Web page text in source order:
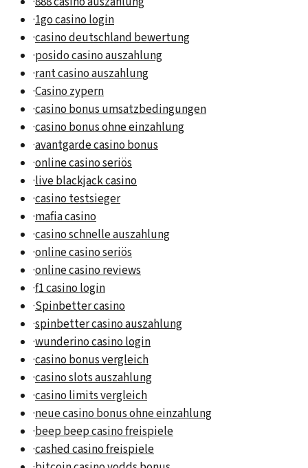
·1go casino login
·casino deutschland bewertung
·posido casino auszahlung
·rant casino auszahlung
·Casino zypern
·casino bonus umsatzbedingungen
·casino bonus ohne einzahlung
·avantgarde casino bonus
·online casino seriös
·live blackjack casino
·casino testsieger
·mafia casino
·casino schnelle auszahlung
·online casino seriös
·online casino reviews
·f1 casino login
·Spinbetter casino
·spinbetter casino auszahlung
·wunderino casino login
·casino bonus vergleich
·casino slots auszahlung
·casino limits vergleich
·neue casino bonus ohne einzahlung
·beep beep casino freispiele
·cashed casino freispiele